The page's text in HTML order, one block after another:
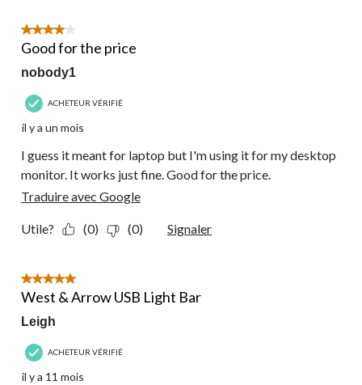
commentaire.
4 étoile(s) sur 5.
Good for the price
nobody1
ACHETEUR VÉRIFIÉ
il y a un mois
I guess it meant for laptop but I'm using it for my desktop
monitor. It works just fine. Good for the price.
Traduire avec Google
Utile? (0) (0) Signaler
5 étoile(s) sur 5.
West & Arrow USB Light Bar
Leigh
ACHETEUR VÉRIFIÉ
il y a 11 mois